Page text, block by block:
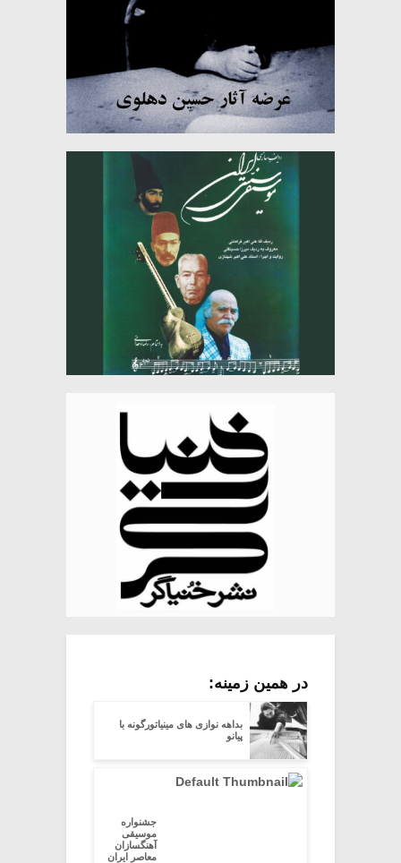
در همین زمینه:
بداهه نوازى هاى مینیاتورگونه با
پیانو
جشنواره
موسیقی
آهنگسازان
معاصر ایران